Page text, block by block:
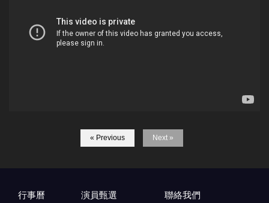
« Previous Next »
行事曆
演員甄選
聯絡我們